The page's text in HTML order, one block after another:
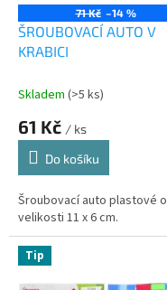
71 Kč –14 %
ŠROUBOVACÍ AUTO V
KRABICI
Skladem (>5 ks)
61 Kč / ks
Do košíku
Šroubovací auto plastové o
velikosti 11 x 6 cm.
Tip